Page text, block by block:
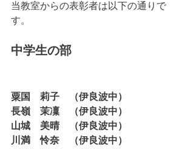
当教室からの表彰者は以下の通りで
す。
中学生の部
粟国　莉子　（伊良波中）
長嶺　茉凜　（伊良波中）
山城　美晴　（伊良波中）
川満　怜奈　（伊良波中）